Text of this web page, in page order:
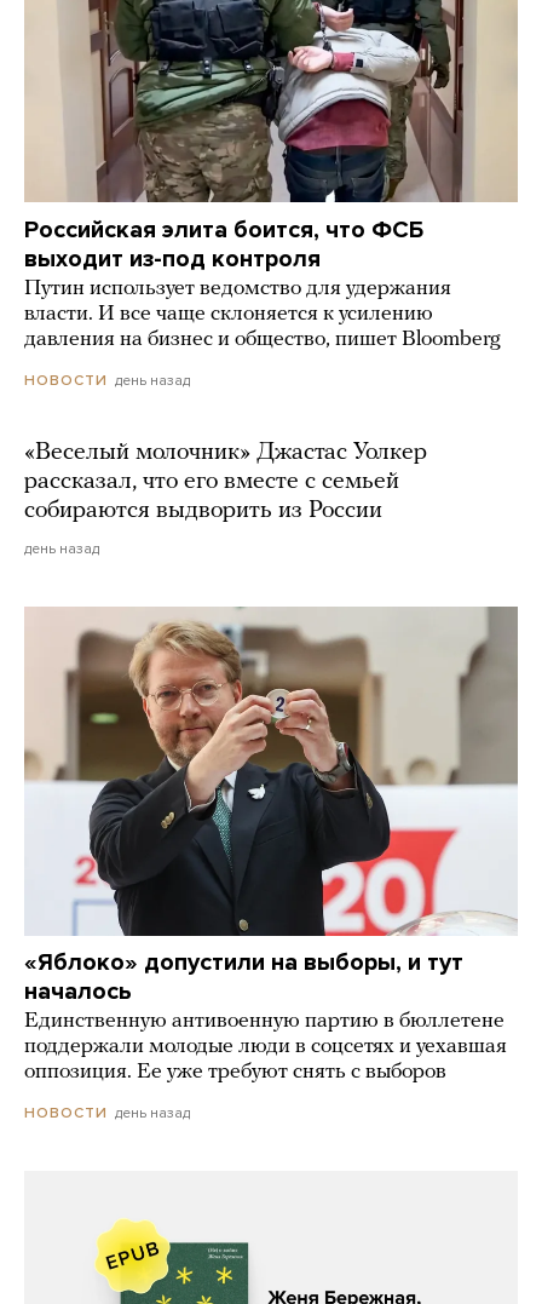
Российская элита боится, что ФСБ
выходит из-под контроля
Путин использует ведомство для удержания
власти. И все чаще склоняется к усилению
давления на бизнес и общество, пишет Bloomberg
НОВОСТИ день назад
«Веселый молочник» Джастас Уолкер
рассказал, что его вместе с семьей
собираются выдворить из России
день назад
«Яблоко» допустили на выборы, и тут
началось
Единственную антивоенную партию в бюллетене
поддержали молодые люди в соцсетях и уехавшая
оппозиция. Ее уже требуют снять с выборов
НОВОСТИ день назад